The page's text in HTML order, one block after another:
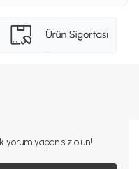
yorum yapan siz olun!